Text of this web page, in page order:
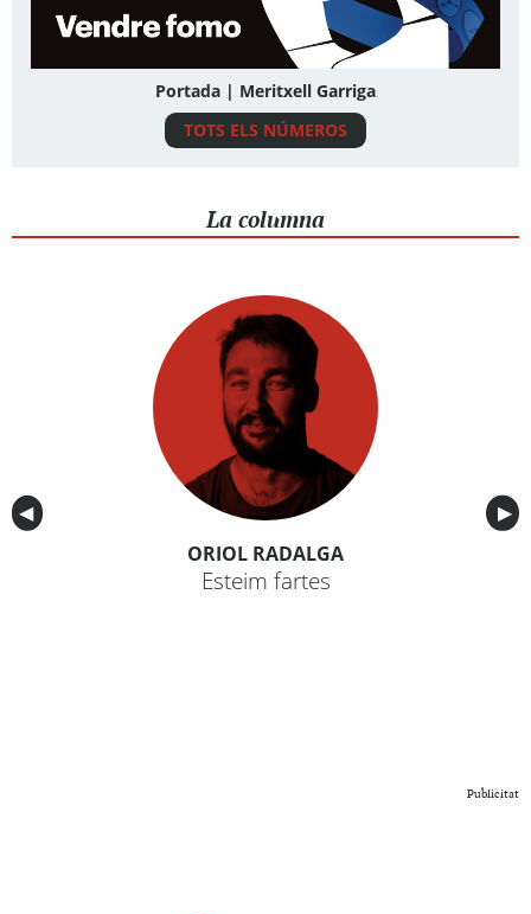
Portada | Meritxell Garriga
TOTS ELS NÚMEROS
La columna
Anterior
◀︎ ▶︎
ORIOL RADALGA
Esteim fartes
Publicitat